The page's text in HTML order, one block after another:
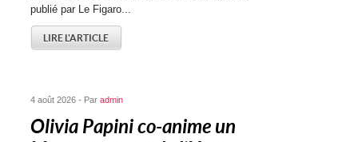
publié par Le Figaro...
LIRE L'ARTICLE
4 août 2026 - Paradmin
Olivia Papini co-anime un